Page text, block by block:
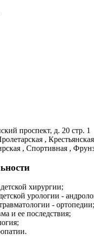
проспект, д. 20 стр. 1
, Крестьянская
, Спортивная ,
хирургии;
урологии -
- ортопедии;
и ее последствия;